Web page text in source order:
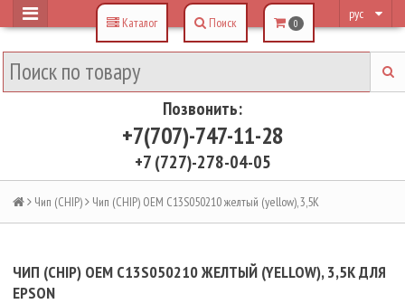
рус
Позвонить:
+7(707)-747-11-28
+7 (727)-278-04-05
Каталог Поиск 0
Чип (CHIP) Чип (CHIP) OEM C13S050210 желтый (yellow), 3,5K
ЧИП (CHIP) OEM C13S050210 ЖЕЛТЫЙ (YELLOW), 3,5K ДЛЯ
EPSON